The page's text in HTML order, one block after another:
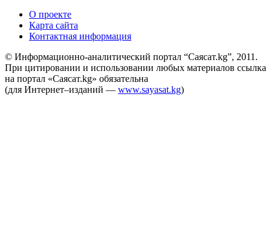
О проекте
Карта сайта
Контактная информация
© Информационно-аналитический портал “Саясат.kg”, 2011.
При цитировании и использовании любых материалов ссылка
на портал «Саясат.kg» обязательна
(для Интернет–изданий — www.sayasat.kg)